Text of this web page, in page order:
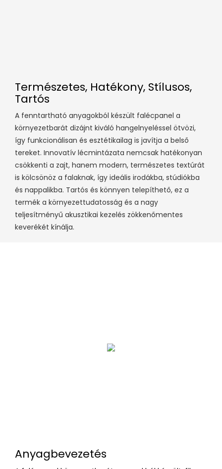
Természetes, Hatékony, Stílusos,
Tartós
A fenntartható anyagokból készült falécpanel a
környezetbarát dizájnt kiváló hangelnyeléssel ötvözi,
így funkcionálisan és esztétikailag is javítja a belső
tereket. Innovatív lécmintázata nemcsak hatékonyan
csökkenti a zajt, hanem modern, természetes textúrát
is kölcsönöz a falaknak, így ideális irodákba, stúdiókba
és nappalikba. Tartós és könnyen telepíthető, ez a
termék a környezettudatosság és a nagy
teljesítményű akusztikai kezelés zökkenőmentes
keverékét kínálja.
Anyagbevezetés